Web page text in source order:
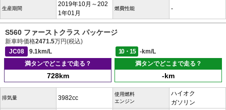
生産期間
2019年10月～202
1年01月
燃費性能 -
S560 ファーストクラス パッケージ
新車時価格2471.5万円(税込)
JC08
9.1km/L 10・15
-km/L
満タンでどこまで走る？
728km
満タンでどこまで走る？
-km
排気量 3982cc
使用燃料
エンジン
ハイオク
ガソリン